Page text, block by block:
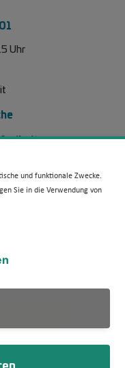
Uhr
und funktionale Zwecke.
Sie in die Verwendung von